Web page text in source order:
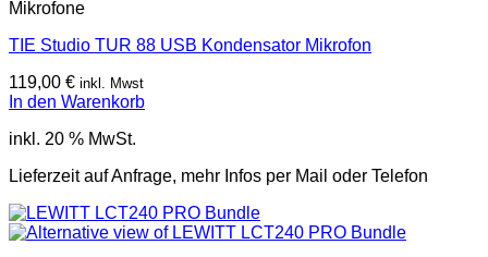
Mikrofone
TIE Studio TUR 88 USB Kondensator Mikrofon
119,00 € inkl. Mwst
In den Warenkorb
inkl. 20 % MwSt.
Lieferzeit auf Anfrage, mehr Infos per Mail oder Telefon